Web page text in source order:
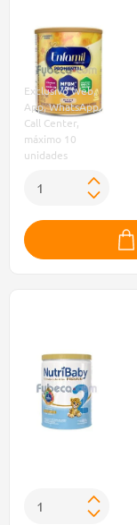
Exclusivo Web,
App, WhatsApp,
Call Center,
máximo 10
unidades